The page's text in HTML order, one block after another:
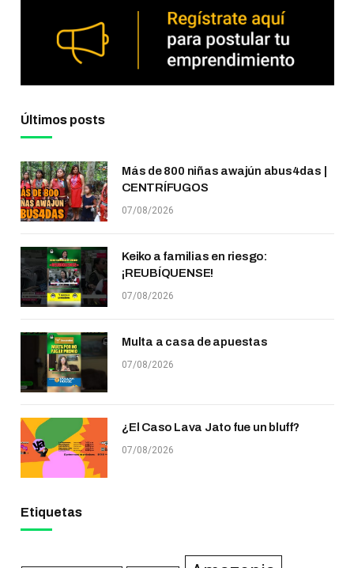
Últimos posts
Más de 800 niñas awajún abus4das |
CENTRÍFUGOS
07/08/2026
Keiko a familias en riesgo:
¡REUBÍQUENSE!
07/08/2026
Multa a casa de apuestas
07/08/2026
¿El Caso Lava Jato fue un bluff?
07/08/2026
Etiquetas